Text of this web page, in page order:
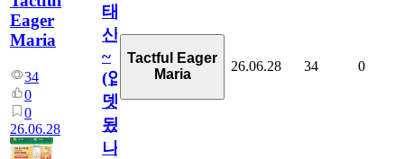
Eager
Maria
34
0
0
26.06.28
태
산
~
(업
뎃
됬
나
Tactful Eager
Maria
26.06.28 34 0